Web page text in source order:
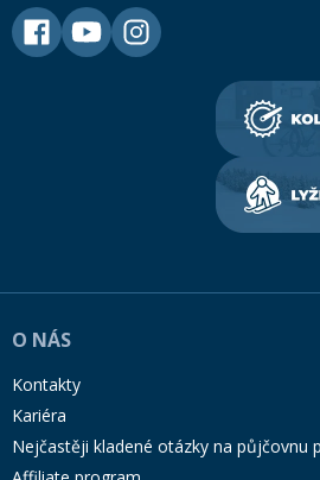
O NÁS
Kontakty
Kariéra
Nejčastěji kladené otázky na půjčovnu